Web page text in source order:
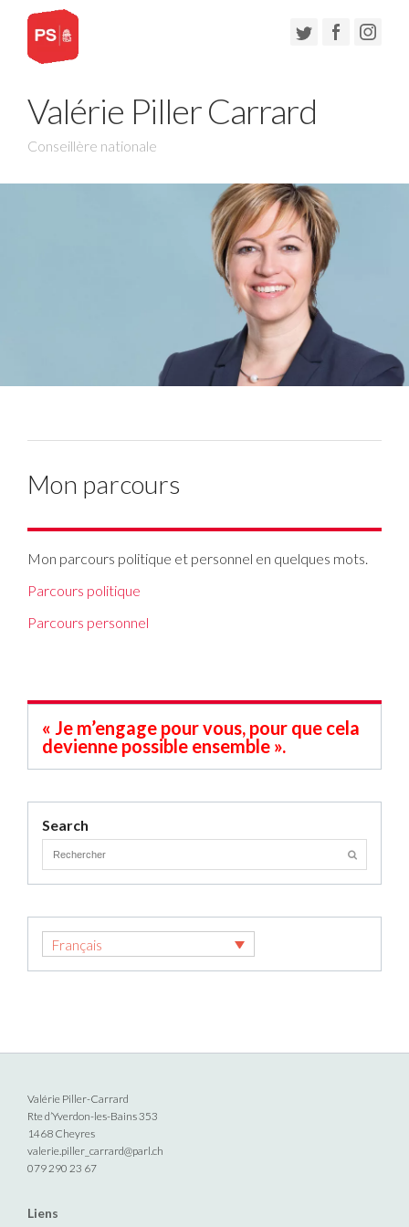
Valérie Piller Carrard
Conseillère nationale
Mon parcours
Mon parcours politique et personnel en quelques mots.
Parcours politique
Parcours personnel
« Je m’engage pour vous, pour que cela
devienne possible ensemble ».
Search
Français
Valérie Piller-Carrard
Rte d’Yverdon-les-Bains 353
1468 Cheyres
valerie.piller_carrard@parl.ch
079 290 23 67
Liens